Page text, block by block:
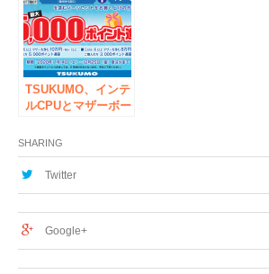
新業態！初のキオス
ク型店舗で、秋葉原
に初出店～「ヨドバ
シAkiba」に期間限
定オープン！ オー
プン初日限定、フリ
ーポップコーンイベ
TSUKUMO、インテ
ルCPUとマザーボー
入で最大5000ポイン
ト進呈のキャンペー
ンを開催
SHARING
Twitter
Google+